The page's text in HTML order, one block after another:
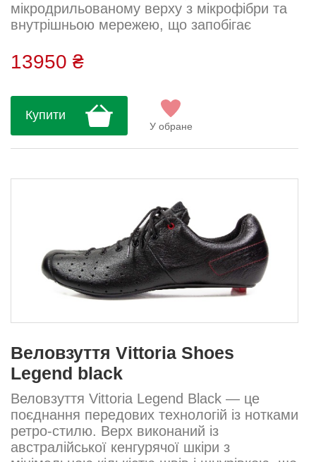
мікродрильованому верху з мікрофібри та
внутрішньою мережею, що запобігає
ідеальну посадку, а подвійний циферблат
BOA Li2 забезпечує надійну та точну
2.0 забезпечує максимальну жорсткість для
ефективної передачі потужності на педалі.
Розміри: 40, 40.5, 41, 41.5, 42, 42.5,...
13950 ₴
Купити
У обране
Веловзуття Vittoria Shoes
Legend black
Веловзуття Vittoria Legend Black — це
поєднання передових технологій із нотками
ретро-стилю. Верх виконаний із
австралійської кенгурячої шкіри з